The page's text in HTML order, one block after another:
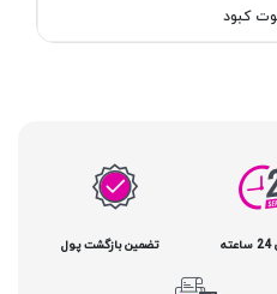
کبود
تضمین بازگشت پول